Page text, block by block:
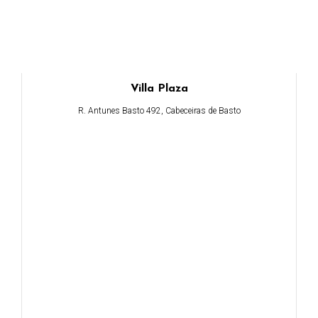
Villa Plaza
R. Antunes Basto 492, Cabeceiras de Basto